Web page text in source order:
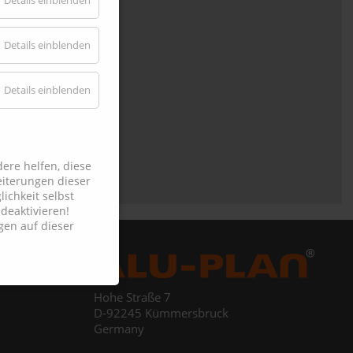
Hohe Straße 7
D-92245 Kümmersbruck
Germany
Details einblenden
Details einblenden
helfen, diese
dieser
selbst
auf dieser